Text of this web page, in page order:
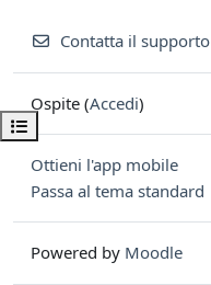
Apri indice del corso
Contatta il supporto
Ospite (Accedi)
Ottieni l'app mobile
Passa al tema standard
Powered by Moodle